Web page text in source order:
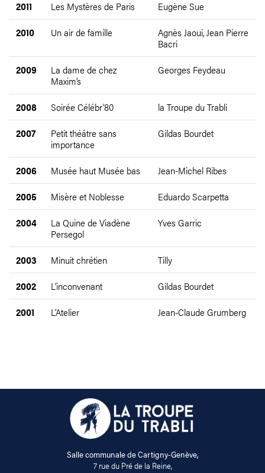
2011
Les Mystères de Paris
Eugène Sue
2010
Un air de famille
Agnès Jaoui, Jean Pierre
Bacri
2009
La dame de chez
Maxim’s
Georges Feydeau
2008 Soirée Célébr’80
la Troupe du Trabli
2007
Petit théâtre sans
importance
Gildas Bourdet
2006 Musée haut Musée bas
Jean-Michel Ribes
2005
Misère et Noblesse
Eduardo Scarpetta
2004
La Quine de Viadène
Persegol
Yves Garric
2003 Minuit chrétien
Tilly
2002
L’inconvenant
Gildas Bourdet
2001
L’Atelier Jean-Claude Grumberg
Salle communale de Cartigny-Genève,
7 rue du Pré de la Reine,